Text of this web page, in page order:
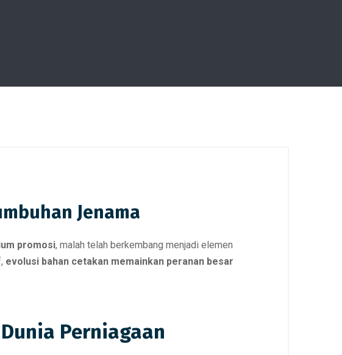
Jenama
promosi, malah telah berkembang menjadi elemen
evolusi bahan cetakan memainkan peranan besar
Perniagaan